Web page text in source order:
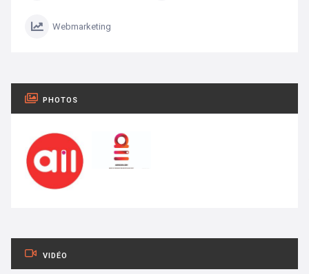
Webmarketing
PHOTOS
VIDÉO